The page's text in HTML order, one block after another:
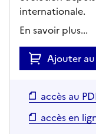
internationale.
En savoir plus...
Ajouter
accès au
accès en